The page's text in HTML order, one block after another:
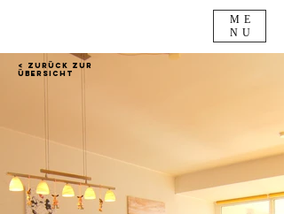
ME
NU
< Zurück zur
Übersicht